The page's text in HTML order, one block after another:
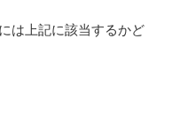
は上記に該当するかど